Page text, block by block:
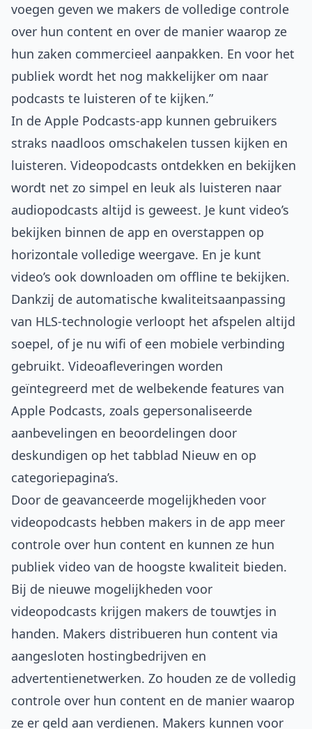
voegen geven we makers de volledige controle
over hun content en over de manier waarop ze
hun zaken commercieel aanpakken. En voor het
publiek wordt het nog makkelijker om naar
podcasts te luisteren of te kijken.”
In de Apple Podcasts-app kunnen gebruikers
straks naadloos omschakelen tussen kijken en
luisteren. Videopodcasts ontdekken en bekijken
wordt net zo simpel en leuk als luisteren naar
audiopodcasts altijd is geweest. Je kunt video’s
bekijken binnen de app en overstappen op
horizontale volledige weergave. En je kunt
video’s ook downloaden om offline te bekijken.
Dankzij de automatische kwaliteitsaanpassing
van HLS-technologie verloopt het afspelen altijd
soepel, of je nu wifi of een mobiele verbinding
gebruikt. Videoafleveringen worden
geïntegreerd met de welbekende features van
Apple Podcasts, zoals gepersonaliseerde
aanbevelingen en beoordelingen door
deskundigen op het tabblad Nieuw en op
categoriepagina’s.
Door de geavanceerde mogelijkheden voor
videopodcasts hebben makers in de app meer
controle over hun content en kunnen ze hun
publiek video van de hoogste kwaliteit bieden.
Bij de nieuwe mogelijkheden voor
videopodcasts krijgen makers de touwtjes in
handen. Makers distribueren hun content via
aangesloten hostingbedrijven en
advertentienetwerken. Zo houden ze de volledig
controle over hun content en de manier waarop
ze er geld aan verdienen. Makers kunnen voor